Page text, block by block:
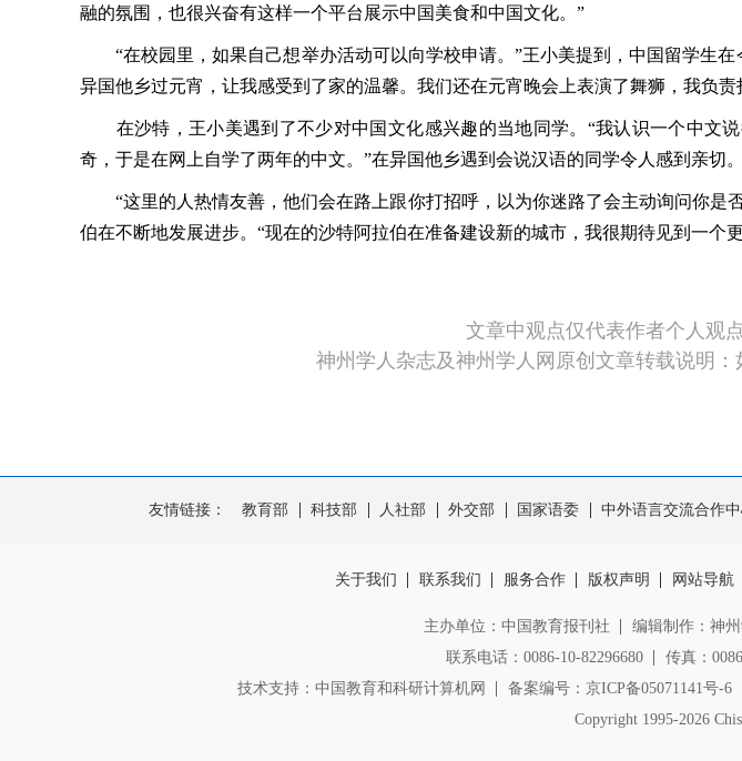
融的氛围，也很兴奋有这样一个平台展示中国美食和中国文化。”
“在校园里，如果自己想举办活动可以向学校申请。”王小美提到，中国留学生在
异国他乡过元宵，让我感受到了家的温馨。我们还在元宵晚会上表演了舞狮，我负
在沙特，王小美遇到了不少对中国文化感兴趣的当地同学。“我认识一个中文
奇，于是在网上自学了两年的中文。”在异国他乡遇到会说汉语的同学令人感到亲切。
“这里的人热情友善，他们会在路上跟你打招呼，以为你迷路了会主动询问你是
伯在不断地发展进步。“现在的沙特阿拉伯在准备建设新的城市，我很期待见到一个
文章中观点仅代表作者个人观
神州学人杂志及神州学人网原创文章转载说明
友情链接： 教育部 科技部 人社部 外交部 国家语委 中外语言交流合作
关于我们 联系我们 服务合作 版权声明 网站导航
主办单位：中国教育报刊社 编辑制作：神
联系电话：0086-10-82296680
传真：
技术支持：中国教育和科研计算机网
备案编号：京ICP备05071141号-6
Copyright 1995-2026